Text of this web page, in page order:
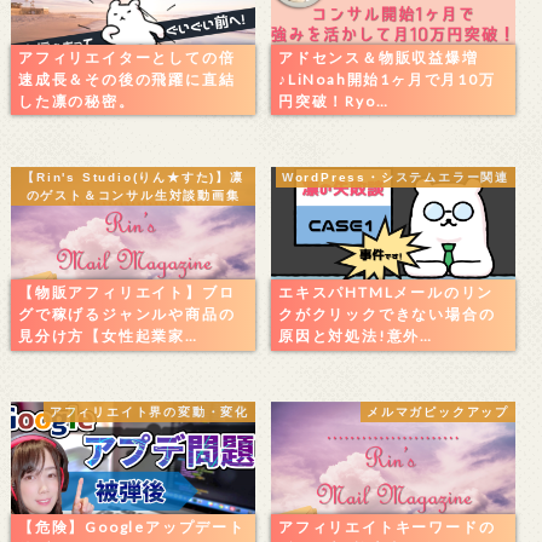
アフィリエイターとしての倍
速成長＆その後の飛躍に直結
した凛の秘密。
アドセンス＆物販収益爆増
♪LiNoah開始1ヶ月で月10万
円突破！Ryo…
【Rin's Studio(りん★すた)】凛
のゲスト＆コンサル生対談動画集
【物販アフィリエイト】ブロ
グで稼げるジャンルや商品の
見分け方【女性起業家…
WordPress・システムエラー関連
エキスパHTMLメールのリン
クがクリックできない場合の
原因と対処法!意外…
アフィリエイト界の変動・変化
【危険】Googleアップデート
メルマガピックアップ
アフィリエイトキーワードの